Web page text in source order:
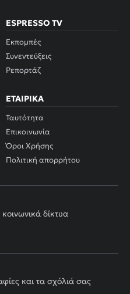
ESPRESSO TV
Εκπομπές
Συνεντεύξεις
Ρεπορτάζ
ΕΤΑΙΡΙΚΆ
Ταυτότητα
Επικοινωνία
Όροι Χρήσης
Πολιτική απορρήτου
δίκτυα
και τα σχόλιά σας